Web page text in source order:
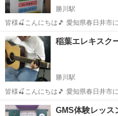
勝川駅
皆様🍒こんにちは🎵 愛知県春日井市
スティックギター教室が始まりまし
時間帯はオショー先生と相談になり
理論やリズム、楽...
愛知 春日井市 勝川駅 ギ
稲葉エレキスク
勝川駅
皆様🍒こんにちは🎵 愛知県春日井市
ギター教室が始まりました👍️第7期生
は先生との相談になります😋 稲葉先
愛知 春日井市 勝川駅
GMS体験レッス